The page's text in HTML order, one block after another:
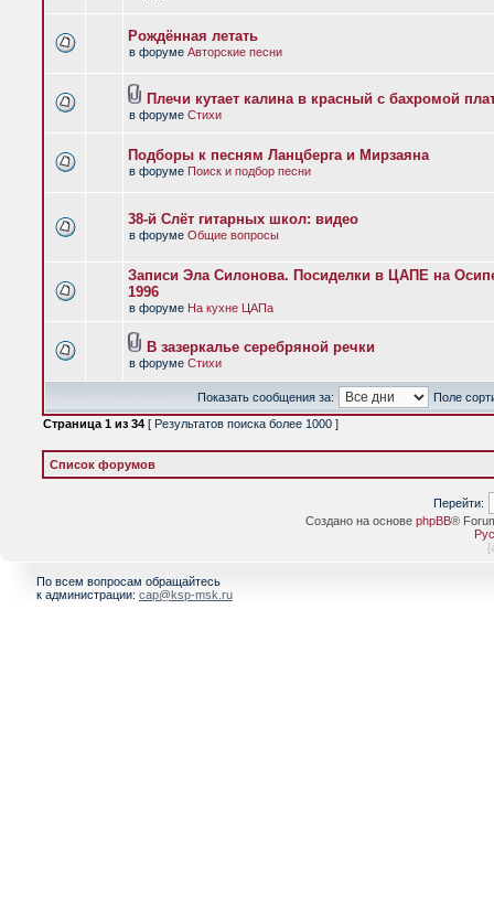
Рождённая летать
в форуме Авторские песни
Плечи кутает калина в красный с бахромой
в форуме Стихи
Подборы к песням Ланцберга и Мирзаяна
в форуме Поиск и подбор песни
38-й Слёт гитарных школ: видео
в форуме Общие вопросы
Записи Эла Силонова. Посиделки в ЦАПЕ на
1996
в форуме На кухне ЦАПа
В зазеркалье серебряной речки
в форуме Стихи
Показать сообщения за:
Поле
Страница 1 из 34 [ Результатов поиска более 1000 ]
Список форумов
Перейти:
Создано на основе phpBB®
[
По всем вопросам обращайтесь
к администрации: cap@ksp-msk.ru